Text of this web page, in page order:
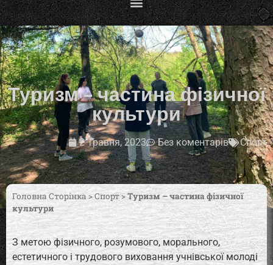
Туризм – частина фізичної
культури
2 Травня, 2023 Без коментарів Спорт
Головна Сторінка >Спорт>Туризм – частина фізичної
культури
З метою фізичного, розумового, морального,
естетичного і трудового виховання учнівської молоді